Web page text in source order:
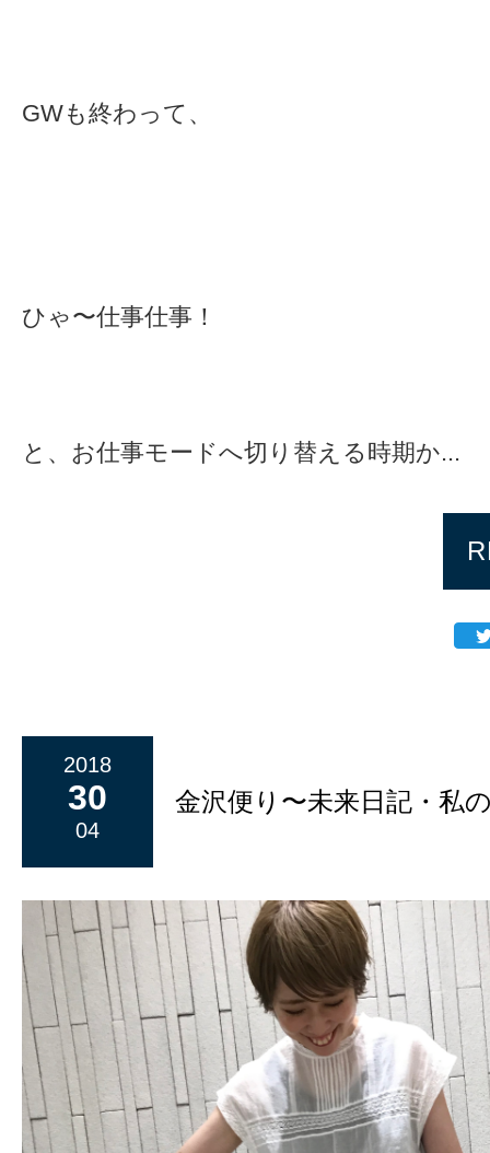
GWも終わって、
ひゃ〜仕事仕事！
と、お仕事モードへ切り替える時期か...
2018
30
04
金沢便り〜未来日記・私